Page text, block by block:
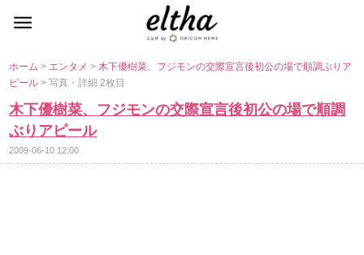
ホーム> エンタメ>木下優樹菜、フジモンの交際宣言後初公の場で順調ぶりア
ピール> 写真・詳細 2枚目
木下優樹菜、フジモンの交際宣言後初公の場で順調
ぶりアピール
2009-06-10 12:00